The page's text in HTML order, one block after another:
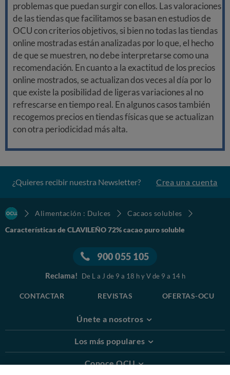
problemas que puedan surgir con ellos. Las valoraciones
de las tiendas que facilitamos se basan en estudios de
OCU con criterios objetivos, si bien no todas las tiendas
online mostradas están analizadas por lo que, el hecho
de que se muestren, no debe interpretarse como una
recomendación. En cuanto a la exactitud de los precios
online mostrados, se actualizan dos veces al día por lo
que existe la posibilidad de ligeras variaciones al no
refrescarse en tiempo real. En algunos casos también
recogemos precios en tiendas físicas que se actualizan
con otra periodicidad más alta.
¿Quieres recibir nuestra Newsletter? Crea una cuenta
Alimentación : Dulces
Cacaos solubles
Características de CLAVILEÑO 72% cacao puro soluble
900 055 105
Reclama! De L a J de 9 a 18 h y V de 9 a 14 h
CONTACTAR REVISTAS OFERTAS-OCU
Únete a nosotros
Los más populares
Conoce OCU